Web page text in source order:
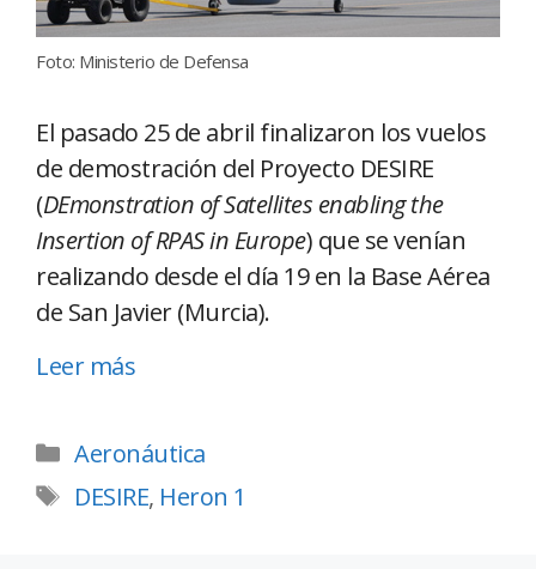
Foto: Ministerio de Defensa
El pasado 25 de abril finalizaron los vuelos
de demostración del Proyecto DESIRE
(DEmonstration of Satellites enabling the
Insertion of RPAS in Europe) que se venían
realizando desde el día 19 en la Base Aérea
de San Javier (Murcia).
Leer más
Aeronáutica
DESIRE, Heron 1